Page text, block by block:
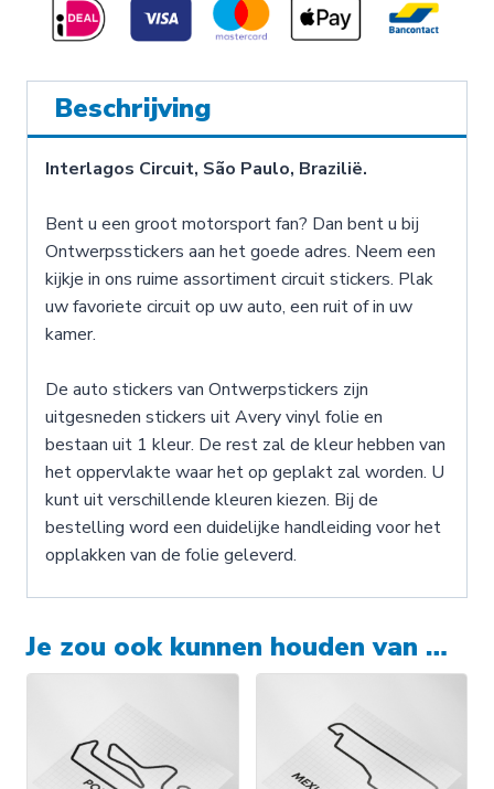
aantal
Beschrijving
Interlagos Circuit, São Paulo, Brazilië.
Bent u een groot motorsport fan? Dan bent u bij
Ontwerpsstickers aan het goede adres. Neem een
kijkje in ons ruime assortiment circuit stickers. Plak
uw favoriete circuit op uw auto, een ruit of in uw
kamer.
De auto stickers van Ontwerpstickers zijn
uitgesneden stickers uit Avery vinyl folie en
bestaan uit 1 kleur. De rest zal de kleur hebben van
het oppervlakte waar het op geplakt zal worden. U
kunt uit verschillende kleuren kiezen. Bij de
bestelling word een duidelijke handleiding voor het
opplakken van de folie geleverd.
Je zou ook kunnen houden van …